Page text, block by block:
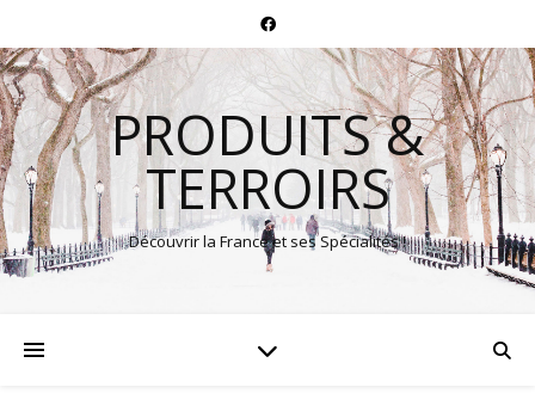
PRODUITS &
TERROIRS
Découvrir la France et ses Spécialités !